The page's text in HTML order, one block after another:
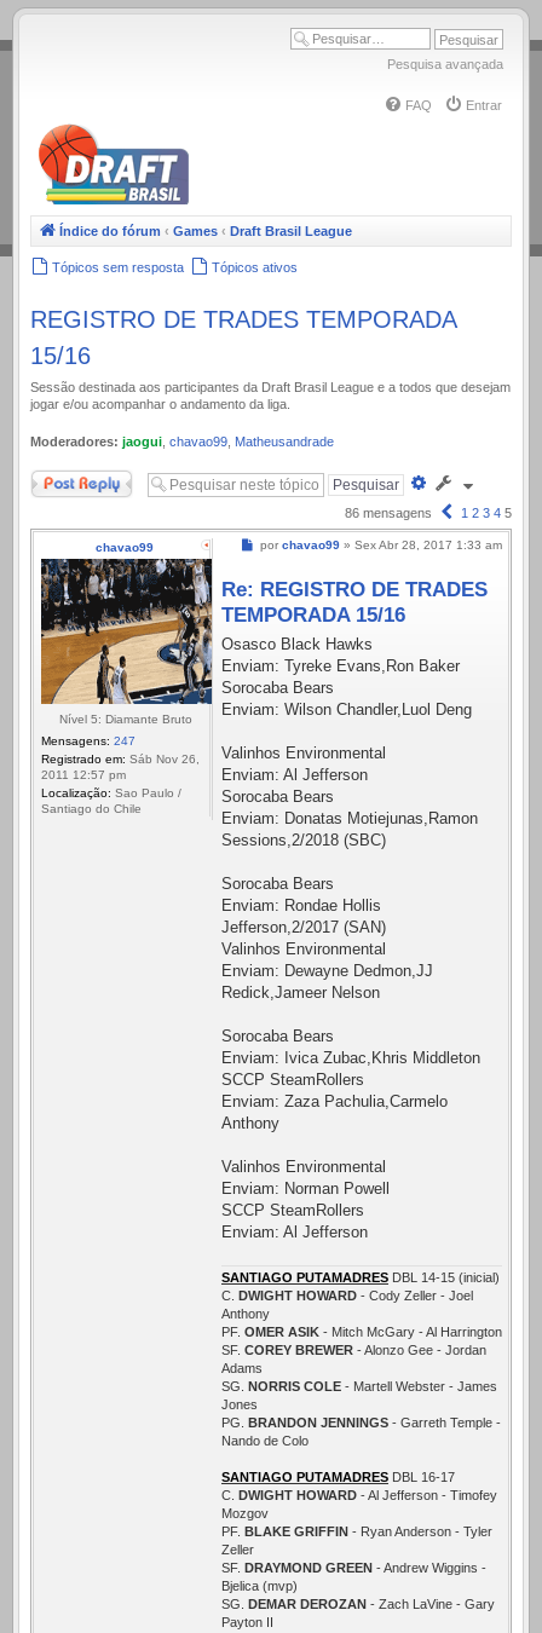
.
Pesquisa avançada
FAQ Entrar
Índice do fórum ‹ Games ‹ Draft Brasil League
Tópicos sem resposta Tópicos ativos
REGISTRO DE TRADES TEMPORADA
15/16
Sessão destinada aos participantes da Draft Brasil League e a todos que desejam
jogar e/ou acompanhar o andamento da liga.
Moderadores: jaogui chavao99 Matheusandrade
Responder
Pesquisa
avançada
86 mensagens Anterior
1 2 3 4 5
chavao99
Nível 5: Diamante Bruto
Mensagens: 247
Registrado em: Sáb Nov 26,
2011 12:57 pm
Localização: Sao Paulo /
Santiago do Chile
Mensagem
por chavao99 » Sex Abr 28, 2017 1:33 am
Re: REGISTRO DE TRADES
TEMPORADA 15/16
Osasco Black Hawks
Enviam: Tyreke Evans,Ron Baker
Sorocaba Bears
Enviam: Wilson Chandler,Luol Deng
Valinhos Environmental
Enviam: Al Jefferson
Sorocaba Bears
Enviam: Donatas Motiejunas,Ramon
Sessions,2/2018 (SBC)
Sorocaba Bears
Enviam: Rondae Hollis
Jefferson,2/2017 (SAN)
Valinhos Environmental
Enviam: Dewayne Dedmon,JJ
Redick,Jameer Nelson
Sorocaba Bears
Enviam: Ivica Zubac,Khris Middleton
SCCP SteamRollers
Enviam: Zaza Pachulia,Carmelo
Anthony
Valinhos Environmental
Enviam: Norman Powell
SCCP SteamRollers
Enviam: Al Jefferson
SANTIAGO PUTAMADRES DBL 14-15 (inicial)
C. DWIGHT HOWARD - Cody Zeller - Joel
Anthony
PF. OMER ASIK - Mitch McGary - Al Harrington
SF. COREY BREWER - Alonzo Gee - Jordan
Adams
SG. NORRIS COLE - Martell Webster - James
Jones
PG. BRANDON JENNINGS - Garreth Temple -
Nando de Colo
SANTIAGO PUTAMADRES DBL 16-17
C. DWIGHT HOWARD - Al Jefferson - Timofey
Mozgov
PF. BLAKE GRIFFIN - Ryan Anderson - Tyler
Zeller
SF. DRAYMOND GREEN - Andrew Wiggins -
Bjelica (mvp)
SG. DEMAR DEROZAN - Zach LaVine - Gary
Payton II